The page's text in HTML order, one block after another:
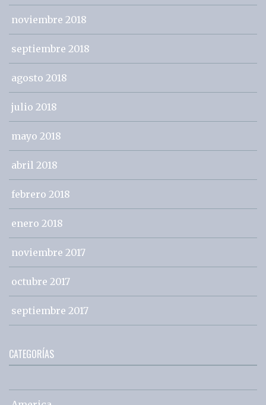
noviembre 2018
septiembre 2018
agosto 2018
julio 2018
mayo 2018
abril 2018
febrero 2018
enero 2018
noviembre 2017
octubre 2017
septiembre 2017
CATEGORÍAS